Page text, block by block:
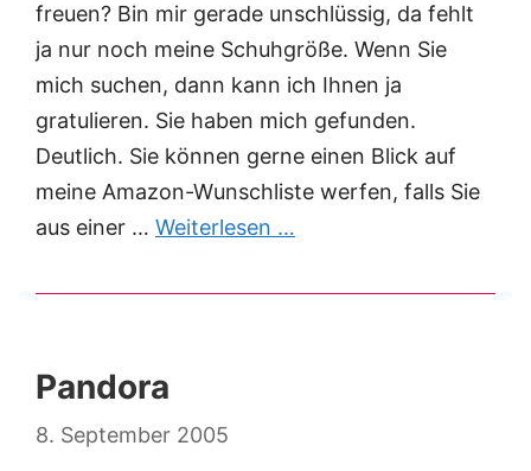
freuen? Bin mir gerade unschlüssig, da fehlt
ja nur noch meine Schuhgröße. Wenn Sie
mich suchen, dann kann ich Ihnen ja
gratulieren. Sie haben mich gefunden.
Deutlich. Sie können gerne einen Blick auf
meine Amazon-Wunschliste werfen, falls Sie
aus einer … Weiterlesen …
Pandora
8. September 2005